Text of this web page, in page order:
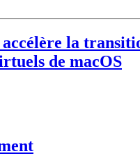
accélère la
de macOS